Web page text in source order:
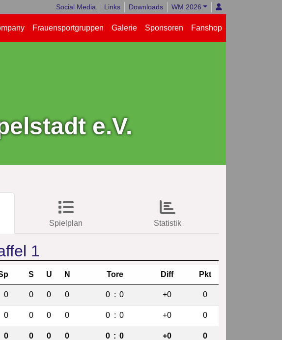
Social Media Links Downloads WM 2026
Frauensportgruppen Galerie Sponsoren Fanshop
e.V.
Spielplan Statistik
1
S U N Tore Diff Pkt
0 0 0 0 0 : 0 +0 0
0 0 0 0 0 : 0 +0 0
0 0 0 0 0 : 0 +0 0